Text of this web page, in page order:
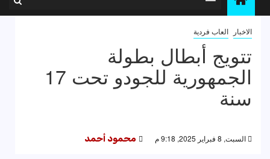
الاخبار العاب فردية
تتويج أبطال بطولة
الجمهورية للجودو تحت 17
سنة
السبت, 8 فبراير 2025, 9:18 م محمود أحمد